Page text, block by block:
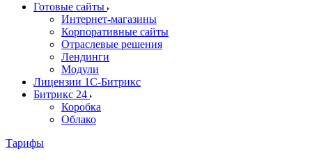
Готовые сайты
Интернет-магазины
Корпоративные сайты
Отраслевые решения
Лендинги
Модули
Лицензии 1С-Битрикс
Битрикс 24
Коробка
Облако
Тарифы